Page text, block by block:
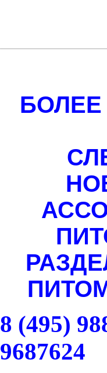
БОЛЕЕ
8 (495)
9687624